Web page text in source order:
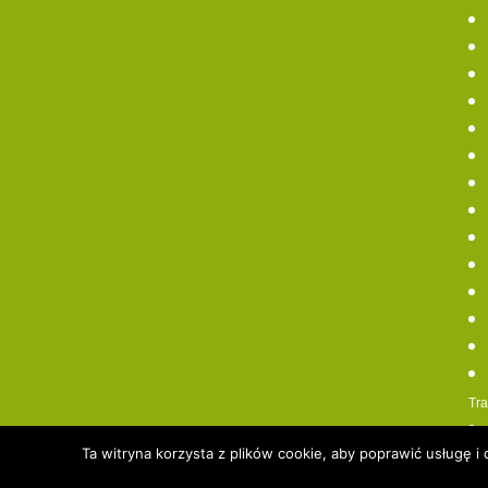
Ta witryna korzysta z plików cookie, aby poprawić